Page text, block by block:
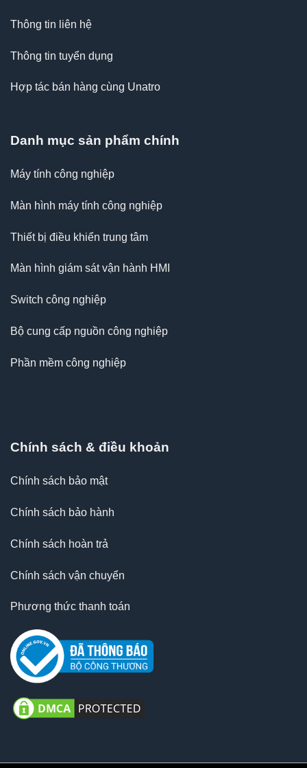
Thông tin liên hệ
Thông tin tuyển dụng
Hợp tác bán hàng cùng Unatro
Danh mục sản phẩm chính
Máy tính công nghiệp
Màn hình máy tính công nghiệp
Thiết bị điều khiển trung tâm
Màn hình giám sát vận hành HMI
Switch công nghiệp
Bộ cung cấp nguồn công nghiệp
Phần mềm công nghiệp
Chính sách & điều khoản
Chính sách bảo mật
Chính sách bảo hành
Chính sách hoàn trả
Chính sách vận chuyển
Phương thức thanh toán